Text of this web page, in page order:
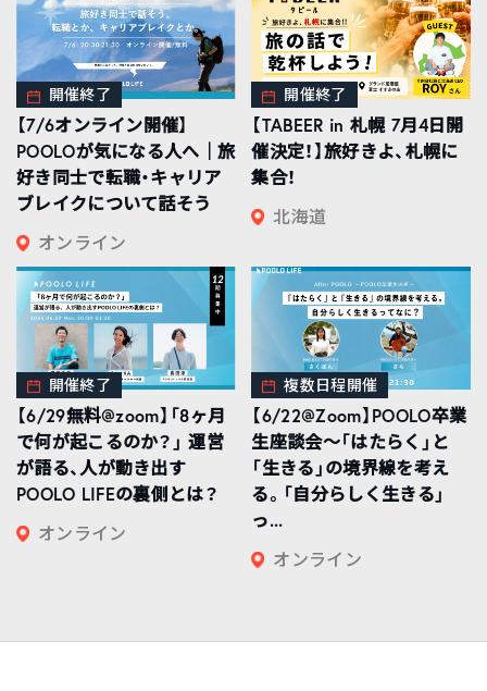
開催終了
【7/6オンライン開催】
POOLOが気になる人へ｜旅
好き同士で転職・キャリア
ブレイクについて話そう
オンライン
開催終了
【TABEER in 札幌 7月4日開
催決定！】旅好きよ、札幌に
集合！
北海道
開催終了
【6/29無料@zoom】「8ヶ月
で何が起こるのか？」 運営
が語る、人が動き出す
POOLO LIFEの裏側とは？
オンライン
複数日程開催
【6/22@Zoom】POOLO卒業
生座談会〜「はたらく」と
「生きる」の境界線を考え
る。「自分らしく生きる」
っ...
オンライン